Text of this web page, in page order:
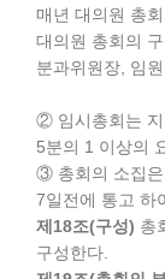
매년 대의원 총
대의원 총회의
분과위원장, 임
② 임시총회는 지
5분의 1 이상의
③ 총회의 소집은
7일전에 통고 하
제18조(구성) 총
구성한다.